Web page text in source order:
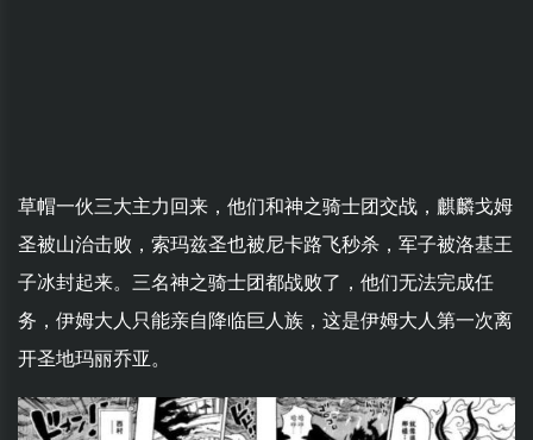
草帽一伙三大主力回来，他们和神之骑士团交战，麒麟戈姆
圣被山治击败，索玛兹圣也被尼卡路飞秒杀，军子被洛基王
子冰封起来。三名神之骑士团都战败了，他们无法完成任
务，伊姆大人只能亲自降临巨人族，这是伊姆大人第一次离
开圣地玛丽乔亚。